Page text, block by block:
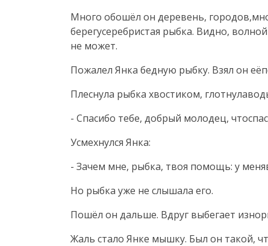
Много обошёл он деревень,
берегусеребристая рыбка. Видно,
не может.
Пожалел Янка бедную рыбку. Взял он
Плеснула рыбка хвостиком,
- Спасибо тебе, добрый молодец,
Усмехнулся Янка:
- Зачем мне, рыбка, твоя помощь: у
Но рыбка уже не слышала его.
Пошёл он дальше. Вдруг выбегает
Жаль стало Янке мышку. Был он такой,